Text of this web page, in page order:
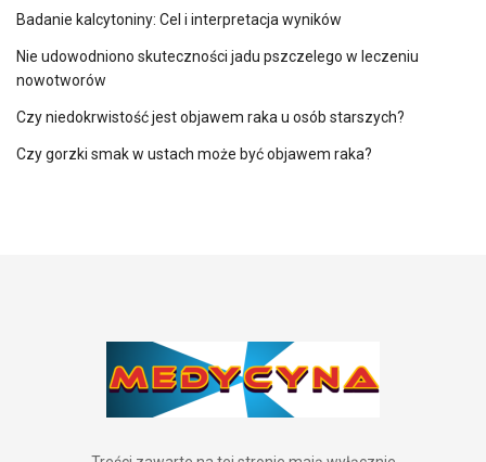
Badanie kalcytoniny: Cel i interpretacja wyników
Nie udowodniono skuteczności jadu pszczelego w leczeniu
nowotworów
Czy niedokrwistość jest objawem raka u osób starszych?
Czy gorzki smak w ustach może być objawem raka?